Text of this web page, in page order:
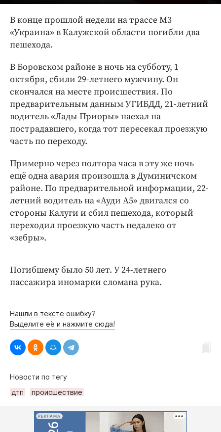
Издания
Медиаперсона
Интересное чтиво
Клиника года
Бренд года
Работодатель года
В конце прошлой недели на трассе М3
«Украина» в Калужской области погибли два
пешехода.
В Боровском районе в ночь на субботу, 1
октября, сбили 29-летнего мужчину. Он
скончался на месте происшествия. По
предварительным данным УГИБДД, 21-летний
водитель «Лады Приоры» наехал на
пострадавшего, когда тот пересекал проезжую
часть по переходу.
Примерно через полтора часа в эту же ночь
ещё одна авария произошла в Думиничском
районе. По предварительной информации, 22-
летний водитель на «Ауди А5» двигался со
стороны Калуги и сбил пешехода, который
переходил проезжую часть недалеко от
«зебры».
Погибшему было 50 лет. У 24-летнего
пассажира иномарки сломана рука.
Нашли в тексте ошибку?
Выделите её и нажмите сюда!
Новости по тегу
дтп
происшествие
РЕКЛАМА